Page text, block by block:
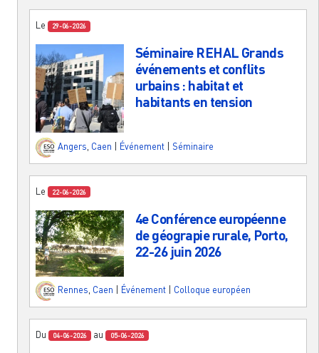
Le 29-06-2026
Séminaire REHAL Grands
événements et conflits
urbains : habitat et
habitants en tension
Angers Caen Événement Séminaire
Le 22-06-2026
4e Conférence européenne
de géograpie rurale, Porto,
22-26 juin 2026
Rennes Caen Événement Colloque européen
Du 04-06-2026 au 05-06-2026